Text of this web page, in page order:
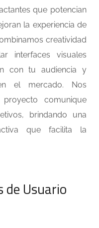
que potencian
la experiencia de
creatividad
interfaces visuales
con tu audiencia y
el mercado. Nos
comunique
brindando una
que facilita la
de Usuario